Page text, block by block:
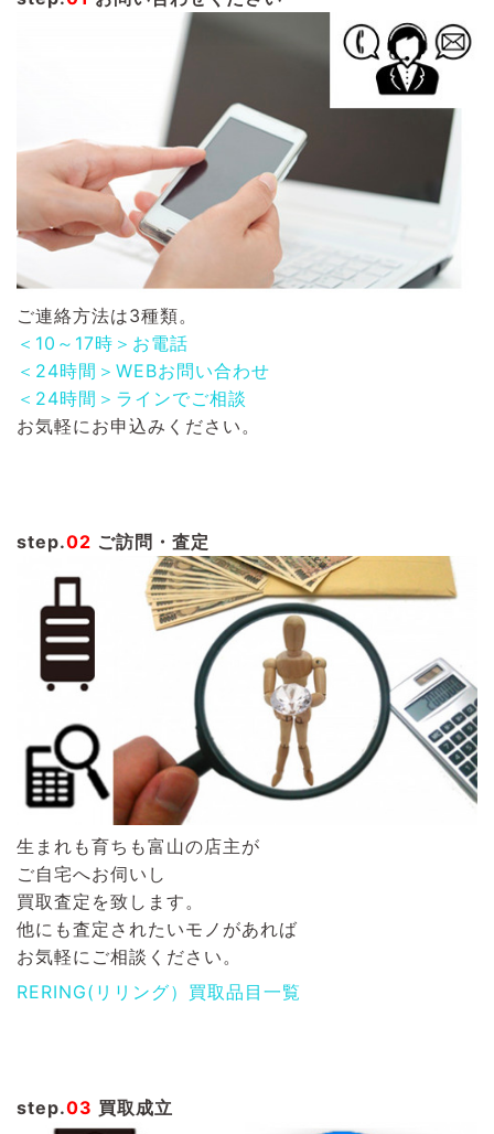
ご連絡方法は3種類。
＜10～17時＞お電話
＜24時間＞WEBお問い合わせ
＜24時間＞ラインでご相談
お気軽にお申込みください。
step.02 ご訪問・査定
生まれも育ちも富山の店主が
ご自宅へお伺いし
買取査定を致します。
他にも査定されたいモノがあれば
お気軽にご相談ください。
RERING(リリング）買取品目一覧
step.03 買取成立